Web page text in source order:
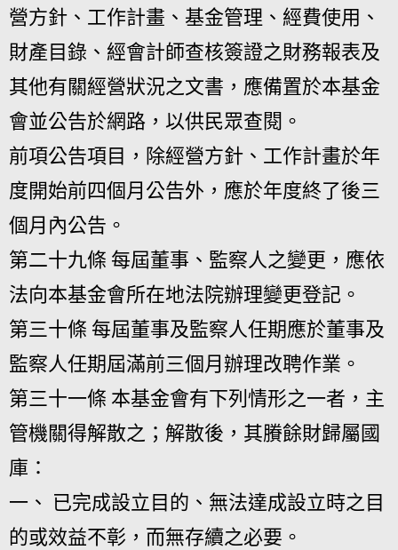
營方針、工作計畫、基金管理、經費使用、
財產目錄、經會計師查核簽證之財務報表及
其他有關經營狀況之文書，應備置於本基金
會並公告於網路，以供民眾查閱。
前項公告項目，除經營方針、工作計畫於年
度開始前四個月公告外，應於年度終了後三
個月內公告。
第二十九條 每屆董事、監察人之變更，應依
法向本基金會所在地法院辦理變更登記。
第三十條 每屆董事及監察人任期應於董事及
監察人任期屆滿前三個月辦理改聘作業。
第三十一條 本基金會有下列情形之一者，主
管機關得解散之；解散後，其賸餘財歸屬國
庫：
一、 已完成設立目的、無法達成設立時之目
的或效益不彰，而無存續之必要。